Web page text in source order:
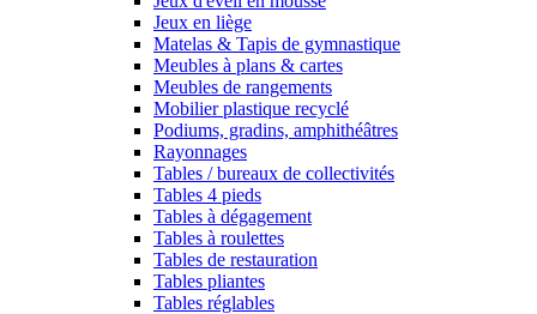
Jeux en liège
Matelas & Tapis de gymnastique
Meubles à plans & cartes
Meubles de rangements
Mobilier plastique recyclé
Podiums, gradins, amphithéâtres
Rayonnages
Tables / bureaux de collectivités
Tables 4 pieds
Tables à dégagement
Tables à roulettes
Tables de restauration
Tables pliantes
Tables réglables